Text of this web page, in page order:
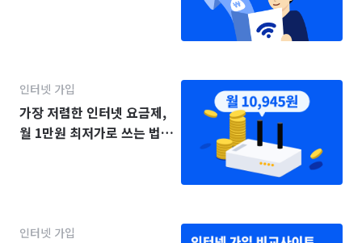
인터넷 가입
가장 저렴한 인터넷 요금제,
월 1만원 최저가로 쓰는 법
인터넷 가입